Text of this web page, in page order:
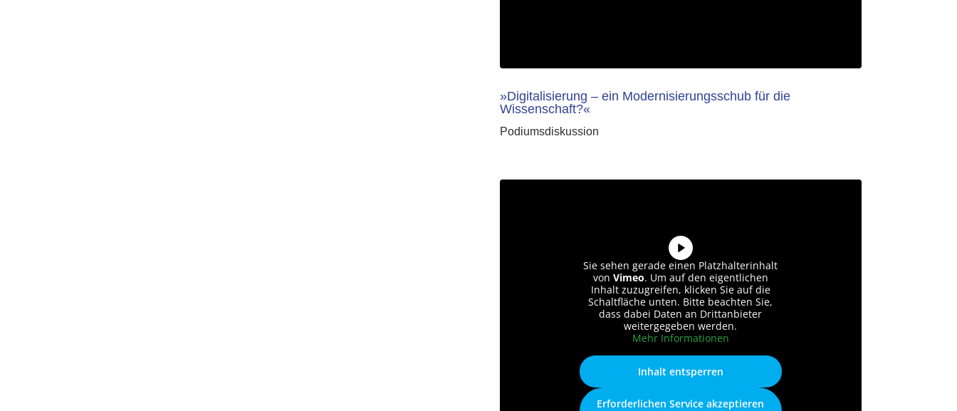
»Digitalisierung – ein Modernisierungsschub für die
Wissenschaft?«
Podiumsdiskussion
Sie sehen gerade einen Platzhalterinhalt
von Vimeo. Um auf den eigentlichen
Inhalt zuzugreifen, klicken Sie auf die
Schaltfläche unten. Bitte beachten Sie,
dass dabei Daten an Drittanbieter
weitergegeben werden.
Mehr Informationen
Inhalt entsperren
Erforderlichen Service akzeptieren